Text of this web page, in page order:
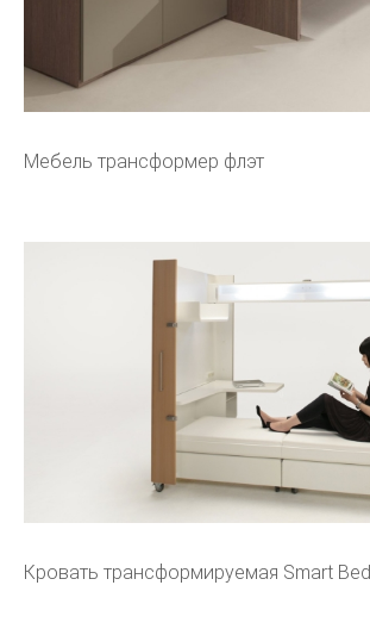
Мебель трансформер флэт
Кровать трансформируемая Smart Bed